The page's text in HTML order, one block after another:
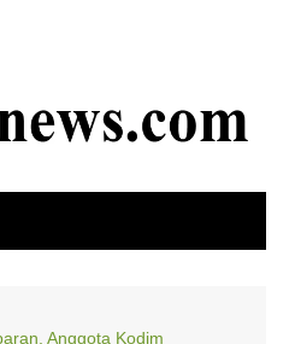
Anggota Kodim